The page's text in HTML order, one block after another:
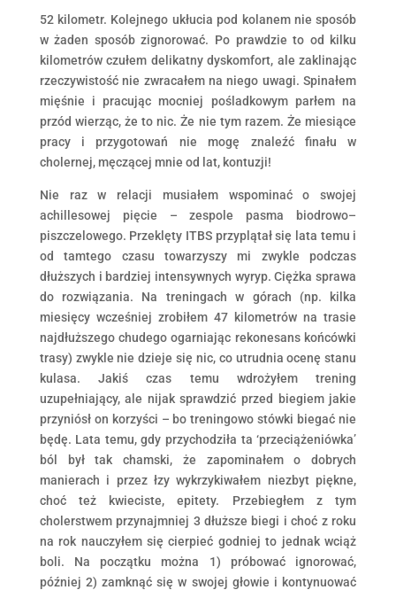
52 kilometr. Kolejnego ukłucia pod kolanem nie sposób
w żaden sposób zignorować. Po prawdzie to od kilku
kilometrów czułem delikatny dyskomfort, ale zaklinając
rzeczywistość nie zwracałem na niego uwagi. Spinałem
mięśnie i pracując mocniej pośladkowym parłem na
przód wierząc, że to nic. Że nie tym razem. Że miesiące
pracy i przygotowań nie mogę znaleźć finału w
cholernej, męczącej mnie od lat, kontuzji!
Nie raz w relacji musiałem wspominać o swojej
achillesowej pięcie – zespole pasma biodrowo–
piszczelowego. Przeklęty ITBS przyplątał się lata temu i
od tamtego czasu towarzyszy mi zwykle podczas
dłuższych i bardziej intensywnych wyryp. Ciężka sprawa
do rozwiązania. Na treningach w górach (np. kilka
miesięcy wcześniej zrobiłem 47 kilometrów na trasie
najdłuższego chudego ogarniając rekonesans końcówki
trasy) zwykle nie dzieje się nic, co utrudnia ocenę stanu
kulasa. Jakiś czas temu wdrożyłem trening
uzupełniający, ale nijak sprawdzić przed biegiem jakie
przyniósł on korzyści – bo treningowo stówki biegać nie
będę. Lata temu, gdy przychodziła ta ‘przeciążeniówka’
ból był tak chamski, że zapominałem o dobrych
manierach i przez łzy wykrzykiwałem niezbyt piękne,
choć też kwieciste, epitety. Przebiegłem z tym
cholerstwem przynajmniej 3 dłuższe biegi i choć z roku
na rok nauczyłem się cierpieć godniej to jednak wciąż
boli. Na początku można 1) próbować ignorować,
później 2) zamknąć się w swojej głowie i kontynuować